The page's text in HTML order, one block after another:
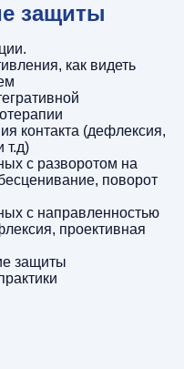
защиты
как видеть
контакта (дефлексия,
т.д)
с разворотом на
поворот
с направленностью
проективная
защиты